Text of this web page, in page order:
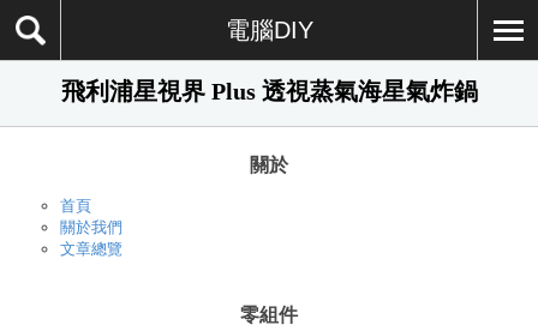
電腦DIY
飛利浦星視界 Plus 透視蒸氣海星氣炸鍋
關於
首頁
關於我們
文章總覽
零組件